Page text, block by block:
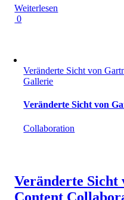
Weiterlesen
0
Veränderte Sicht von
Gallerie
Veränderte Sicht von
Collaboration
Veränderte
Content